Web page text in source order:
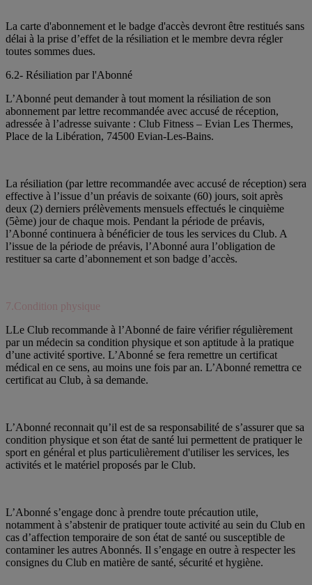
La carte d'abonnement et le badge d'accès devront être restitués sans
délai à la prise d’effet de la résiliation et le membre devra régler
toutes sommes dues.
6.2- Résiliation par l'Abonné
L’Abonné peut demander à tout moment la résiliation de son
abonnement par lettre recommandée avec accusé de réception,
adressée à l’adresse suivante : Club Fitness – Evian Les Thermes,
Place de la Libération, 74500 Evian-Les-Bains.
La résiliation (par lettre recommandée avec accusé de réception) sera
effective à l’issue d’un préavis de soixante (60) jours, soit après
deux (2) derniers prélèvements mensuels effectués le cinquième
(5ème) jour de chaque mois. Pendant la période de préavis,
l’Abonné continuera à bénéficier de tous les services du Club. A
l’issue de la période de préavis, l’Abonné aura l’obligation de
restituer sa carte d’abonnement et son badge d’accès.
7.Condition physique
LLe Club recommande à l’Abonné de faire vérifier régulièrement
par un médecin sa condition physique et son aptitude à la pratique
d’une activité sportive. L’Abonné se fera remettre un certificat
médical en ce sens, au moins une fois par an. L’Abonné remettra ce
certificat au Club, à sa demande.
L’Abonné reconnait qu’il est de sa responsabilité de s’assurer que sa
condition physique et son état de santé lui permettent de pratiquer le
sport en général et plus particulièrement d'utiliser les services, les
activités et le matériel proposés par le Club.
L’Abonné s’engage donc à prendre toute précaution utile,
notamment à s’abstenir de pratiquer toute activité au sein du Club en
cas d’affection temporaire de son état de santé ou susceptible de
contaminer les autres Abonnés. Il s’engage en outre à respecter les
consignes du Club en matière de santé, sécurité et hygiène.